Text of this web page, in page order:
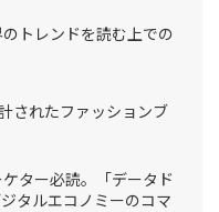
トレンドを読む上での
されたファッションブ
ター必読。「データド
タルエコノミーのコマ